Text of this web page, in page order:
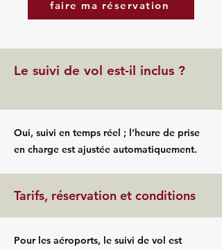
faire ma réservation
Le suivi de vol est-il inclus ?
Oui, suivi en temps réel ; l’heure de prise
en charge est ajustée automatiquement.
Tarifs, réservation et conditions
Pour les aéroports, le suivi de vol est